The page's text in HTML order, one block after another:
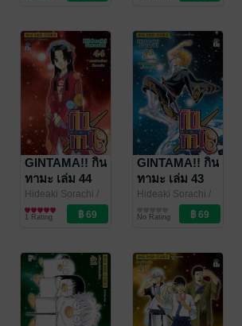
GINTAMA!! กิน
ทามะ เล่ม 44
Hideaki Sorachi /
Siam Inter Comics
การ์ตูนทั่วไป
1 Rating
GINTAMA!! กิน
ทามะ เล่ม 43
Hideaki Sorachi /
Siam Inter Comics
การ์ตูนทั่วไป
No Rating